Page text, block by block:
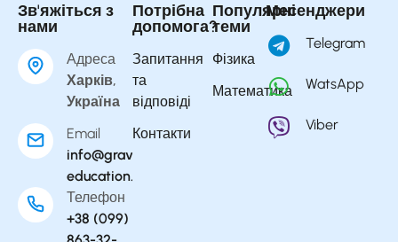
Зв'яжіться з
нами
Адреса
Харків,
Україна
Email
info@gravity-
education.com
Телефон
+38 (099)
Потрібна
допомога?
Запитання
та
відповіді
Контакти
Популярні
теми
Фізика
Математика
Месенджери
Telegram
WatsApp
Viber